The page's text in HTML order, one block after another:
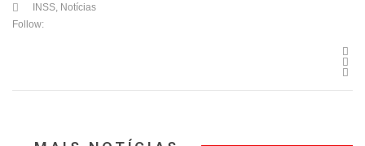
INSS Notícias
Follow: